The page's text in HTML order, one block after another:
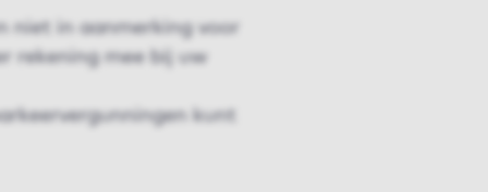
niet in aanmerking voor
rekening mee bij uw
kunt